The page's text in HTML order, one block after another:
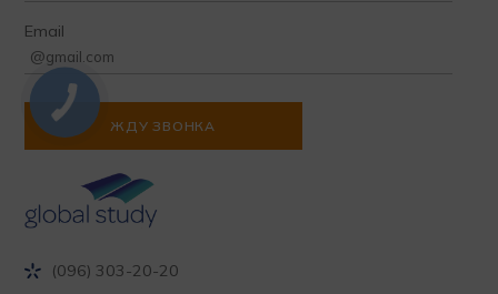
(096) 303-20-20
Email